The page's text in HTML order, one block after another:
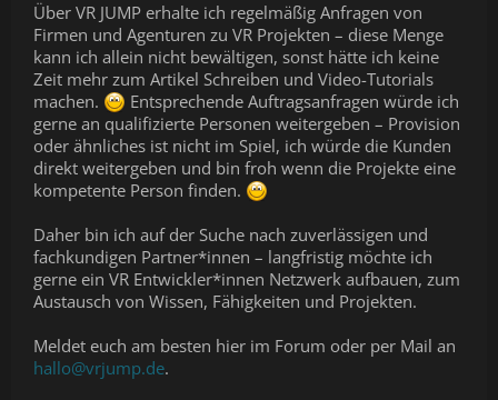
Über VR JUMP erhalte ich regelmäßig Anfragen von
Firmen und Agenturen zu VR Projekten – diese Menge
kann ich allein nicht bewältigen, sonst hätte ich keine
Zeit mehr zum Artikel Schreiben und Video-Tutorials
machen.
Entsprechende Auftragsanfragen würde ich
gerne an qualifizierte Personen weitergeben – Provision
oder ähnliches ist nicht im Spiel, ich würde die Kunden
direkt weitergeben und bin froh wenn die Projekte eine
kompetente Person finden.
Daher bin ich auf der Suche nach zuverlässigen und
fachkundigen Partner*innen – langfristig möchte ich
gerne ein VR Entwickler*innen Netzwerk aufbauen, zum
Austausch von Wissen, Fähigkeiten und Projekten.
Meldet euch am besten hier im Forum oder per Mail an
hallo@vrjump.de.